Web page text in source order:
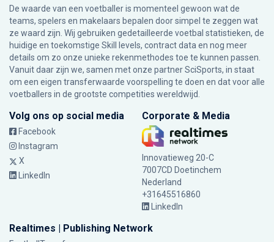
De waarde van een voetballer is momenteel gewoon wat de
teams, spelers en makelaars bepalen door simpel te zeggen wat
ze waard zijn. Wij gebruiken gedetailleerde voetbal statistieken, de
huidige en toekomstige Skill levels, contract data en nog meer
details om zo onze unieke rekenmethodes toe te kunnen passen.
Vanuit daar zijn we, samen met onze partner SciSports, in staat
om een eigen transferwaarde voorspelling te doen en dat voor alle
voetballers in de grootste competities wereldwijd.
Volg ons op social media
Facebook
Instagram
X
LinkedIn
Corporate & Media
Innovatieweg 20-C
7007CD Doetinchem
Nederland
+31645516860
LinkedIn
Realtimes | Publishing Network